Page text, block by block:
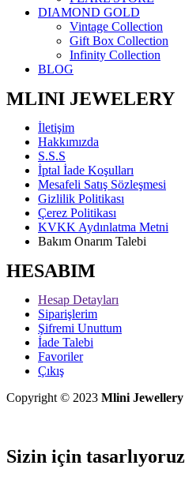
DIAMOND GOLD
Vintage Collection
Gift Box Collection
Infinity Collection
BLOG
MLINI JEWELERY
İletişim
Hakkımızda
S.S.S
İptal İade Koşulları
Mesafeli Satış Sözleşmesi
Gizlilik Politikası
Çerez Politikası
KVKK Aydınlatma Metni
Bakım Onarım Talebi
HESABIM
Hesap Detayları
Siparişlerim
Şifremi Unuttum
İade Talebi
Favoriler
Çıkış
Copyright © 2023 Mlini Jewellery
Sizin için tasarlıyoruz